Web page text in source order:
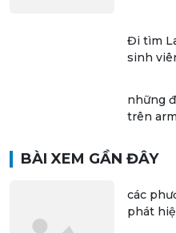
Đi tìm
sinh
những
trên
BÀI XEM GẦN ĐÂY
các
phát